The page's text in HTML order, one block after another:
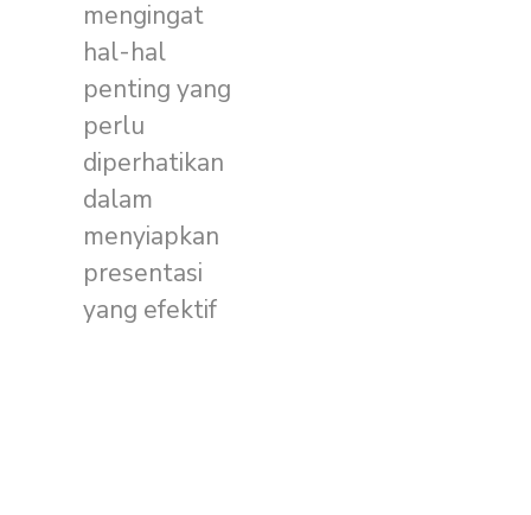
mengingat
hal-hal
penting yang
perlu
diperhatikan
dalam
menyiapkan
presentasi
yang efektif